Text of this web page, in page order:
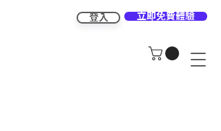
登入 立即免費體驗